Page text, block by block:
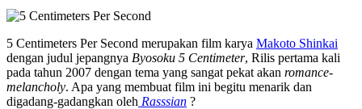
5 Centimeters Per Second merupakan film karya Makoto Shinkai
dengan judul jepangnya Byosoku 5 Centimeter, Rilis pertama kali
pada tahun 2007 dengan tema yang sangat pekat akan romance-
melancholy. Apa yang membuat film ini begitu menarik dan
digadang-gadangkan oleh Rasssian ?